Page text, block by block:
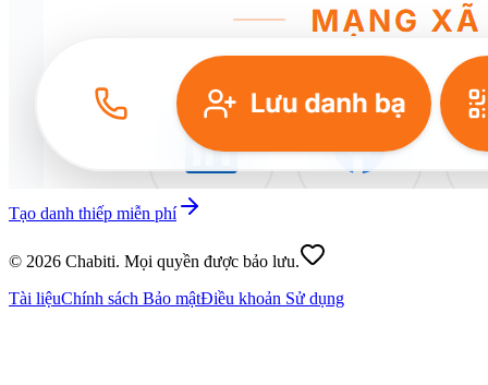
Tạo danh thiếp miễn phí
© 2026 Chabiti. Mọi quyền được bảo lưu.
Tài liệuChính sách Bảo mậtĐiều khoản Sử dụng